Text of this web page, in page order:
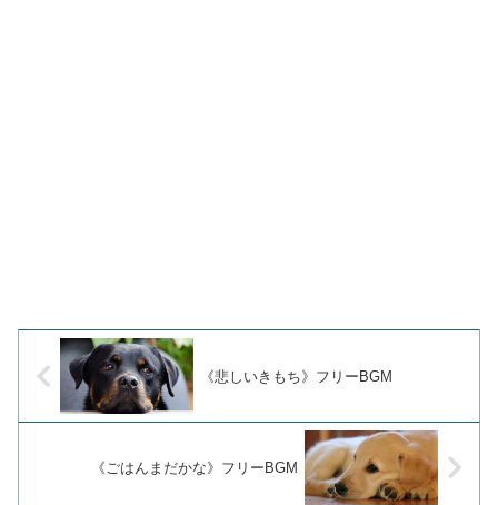
《悲しいきもち》フリーBGM
《ごはんまだかな》フリーBGM